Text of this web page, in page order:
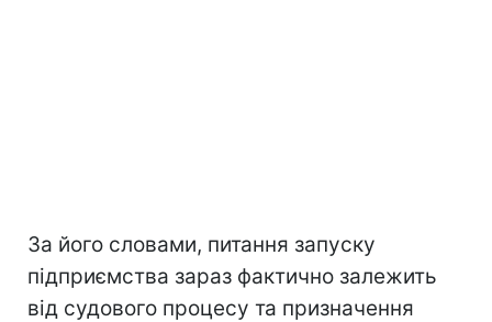
За його словами, питання запуску
підприємства зараз фактично залежить
від судового процесу та призначення